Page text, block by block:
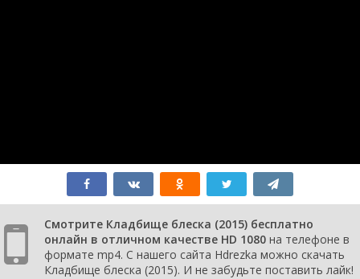
Смотрите Кладбище блеска (2015) бесплатно
онлайн в отличном качестве HD 1080 на телефоне в
формате mp4. С нашего сайта Hdrezka можно скачать
Кладбище блеска (2015). И не забудьте поставить лайк!